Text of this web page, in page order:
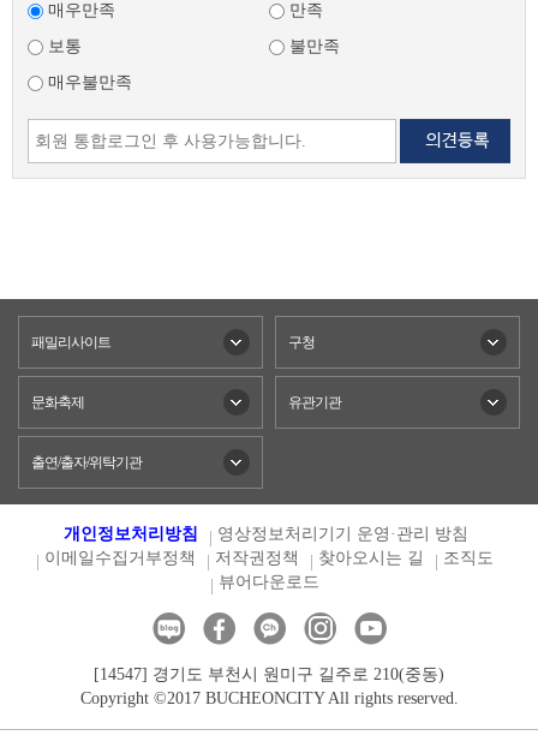
매우만족
만족
보통
불만족
매우불만족
패밀리사이트 구청
문화축제 유관기관
출연/출자/위탁기관
개인정보처리방침
영상정보처리기기 운영·관리 방침
이메일수집거부정책
저작권정책 찾아오시는 길
조직도
뷰어다운로드
[14547] 경기도 부천시 원미구 길주로 210(중동)
Copyright ©2017 BUCHEONCITY All rights reserved.